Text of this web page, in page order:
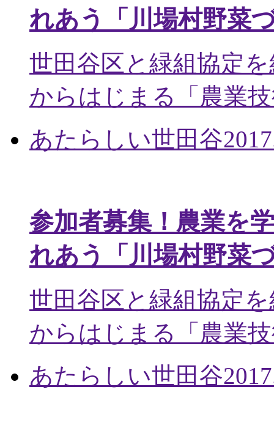
れあう「川場村野菜
世田谷区と緑組協定
からはじまる「農業
あたらしい世田谷
参加者募集！農業を
れあう「川場村野菜
世田谷区と緑組協定
からはじまる「農業
あたらしい世田谷